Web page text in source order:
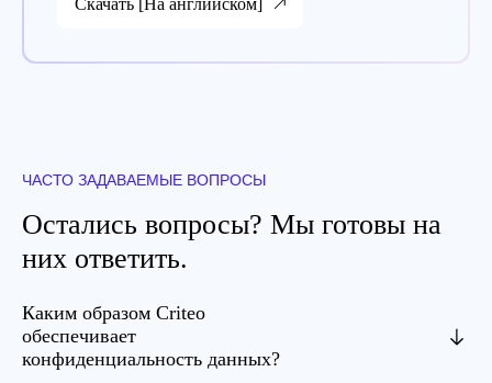
Скачать [На английском]
ЧАСТО ЗАДАВАЕМЫЕ ВОПРОСЫ
Остались вопросы? Мы готовы на
них ответить.
Каким образом Criteo
обеспечивает
конфиденциальность данных?